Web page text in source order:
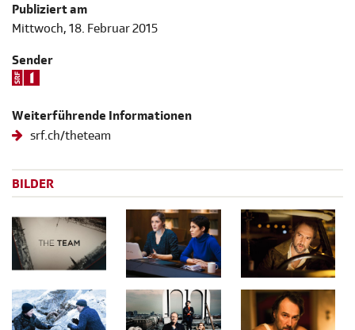
Publiziert am
Mittwoch, 18. Februar 2015
Sender
Weiterführende Informationen
srf.ch/theteam
BILDER